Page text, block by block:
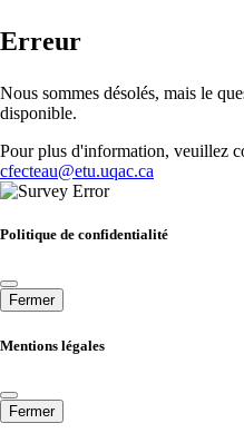
Erreur
Nous sommes désolés, mais le
disponible.
Pour plus d'information, veuillez
cfecteau@etu.uqac.ca
Politique de confidentialité
Fermer
Mentions légales
Fermer